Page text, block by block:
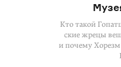
Кто такой
ские жрецы
и почему Хорезм